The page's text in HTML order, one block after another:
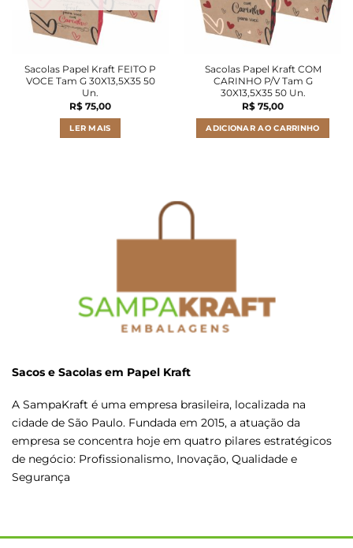
Sacolas Papel Kraft FEITO P
VOCE Tam G 30X13,5X35 50
Un.
R$ 75,00
LER MAIS
Sacolas Papel Kraft COM
CARINHO P/V Tam G
30X13,5X35 50 Un.
R$ 75,00
ADICIONAR AO CARRINHO
Sacos e Sacolas em Papel Kraft
A SampaKraft é uma empresa brasileira, localizada na
cidade de São Paulo. Fundada em 2015, a atuação da
empresa se concentra hoje em quatro pilares estratégicos
de negócio: Profissionalismo, Inovação, Qualidade e
Segurança